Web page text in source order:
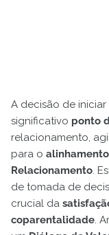
A decisão de
significativo ponto
relacionamento,
para o
Relacionamento.
de tomada de
crucial da
coparentalidade.